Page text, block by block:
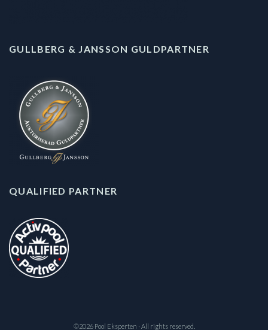
GULLBERG & JANSSON GULDPARTNER
QUALIFIED PARTNER
©2026 Pool Eksperten · All rights reserved.